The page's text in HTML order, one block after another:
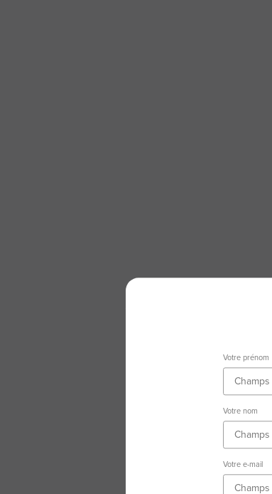
Votre prénom
Votre nom
Votre e-mail